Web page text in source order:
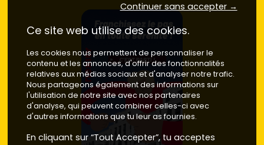
Continuer sans accepter →
Ce site web utilise des cookies.
Les cookies nous permettent de personnaliser le
contenu et les annonces, d'offrir des fonctionnalités
relatives aux médias sociaux et d'analyser notre trafic.
Nous partageons également des informations sur
l'utilisation de notre site avec nos partenaires
d'analyse, qui peuvent combiner celles-ci avec
d'autres informations que tu leur as fournies.
En cliquant sur “Tout Accepter”, tu acceptes